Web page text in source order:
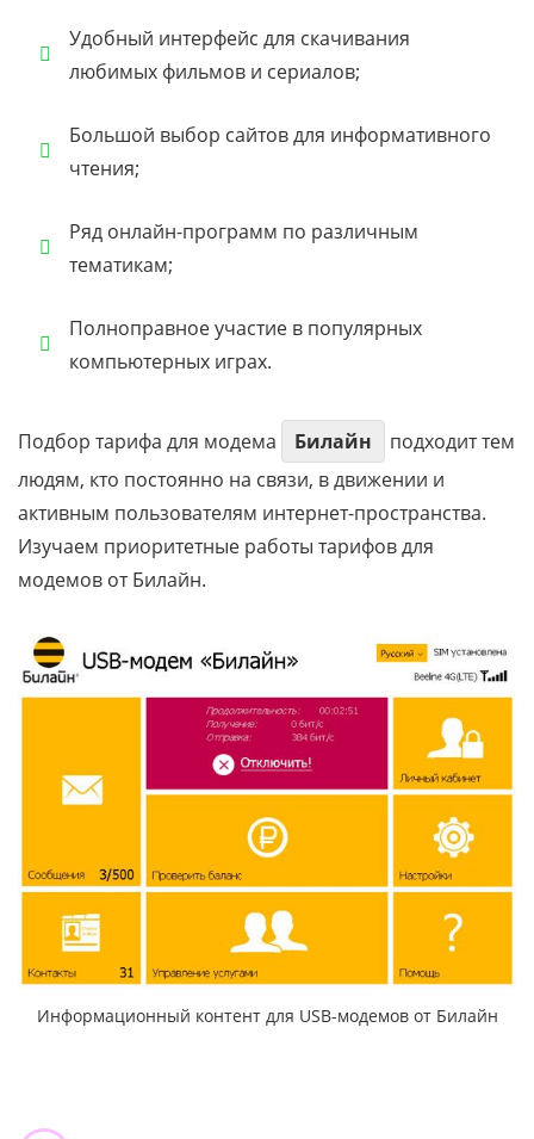
Удобный интерфейс для скачивания
любимых фильмов и сериалов;
Большой выбор сайтов для информативного
чтения;
Ряд онлайн-программ по различным
тематикам;
Полноправное участие в популярных
компьютерных играх.
Подбор тарифа для модема Билайн
подходит тем
людям, кто постоянно на связи, в движении и
активным пользователям интернет-пространства.
Изучаем приоритетные работы тарифов для
модемов от Билайн.
Информационный контент для USB-модемов от Билайн